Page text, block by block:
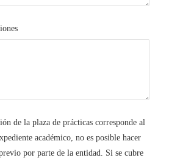
de la plaza de prácticas corresponde al
académico, no es posible hacer
por parte de la entidad. Si se cubre